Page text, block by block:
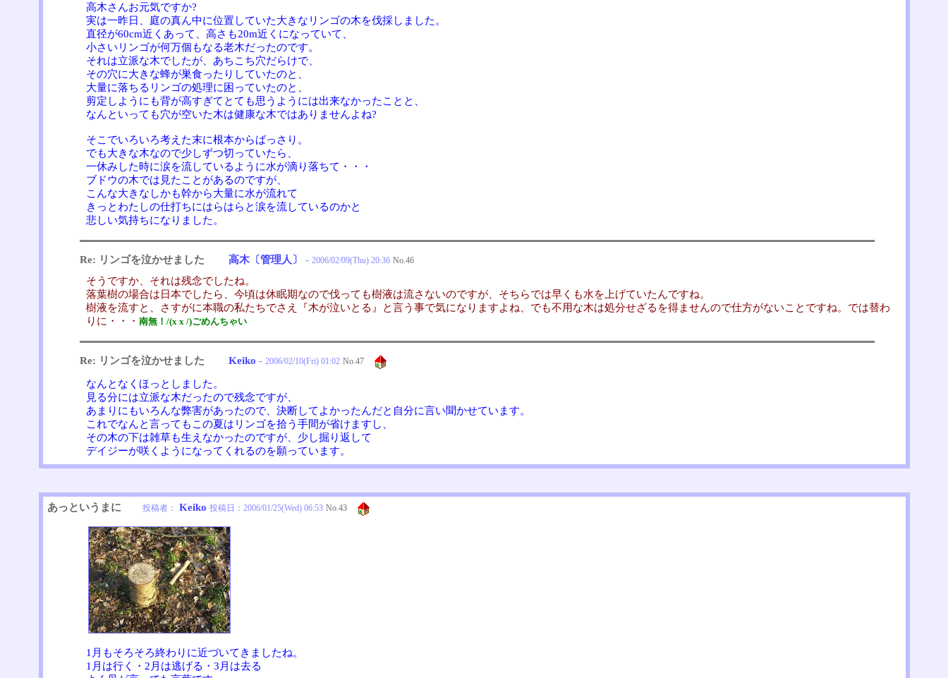
高木さんお元気ですか?
実は一昨日、庭の真ん中に位置していた大きなリンゴの木を伐採しました。
直径が60cm近くあって、高さも20m近くになっていて、
小さいリンゴが何万個もなる老木だったのです。
それは立派な木でしたが、あちこち穴だらけで、
その穴に大きな蜂が巣食ったりしていたのと、
大量に落ちるリンゴの処理に困っていたのと、
剪定しようにも背が高すぎてとても思うようには出来なかったことと、
なんといっても穴が空いた木は健康な木ではありませんよね?
そこでいろいろ考えた末に根本からばっさり。
でも大きな木なので少しずつ切っていたら、
一休みした時に涙を流しているように水が滴り落ちて・・・
ブドウの木では見たことがあるのですが、
こんな大きなしかも幹から大量に水が流れて
きっとわたしの仕打ちにはらはらと涙を流しているのかと
悲しい気持ちになりました。
Re: リンゴを泣かせました 高木〔管理人〕 - 2006/02/09(Thu) 20:36 No.46
そうですか、それは残念でしたね。
落葉樹の場合は日本でしたら、今頃は休眠期なので伐っても樹液は流さないのですが、そちらでは早くも水を上げていたんですね。
樹液を流すと、さすがに本職の私たちでさえ『木が泣いとる』と言う事で気になりますよね、でも不用な木は処分せざるを得ませんので仕方がないことですね。では替わ
りに・・・ 南無！/(x x /)ごめんちゃい
Re: リンゴを泣かせました Keiko - 2006/02/10(Fri) 01:02 No.47
なんとなくほっとしました。
見る分には立派な木だったので残念ですが、
あまりにもいろんな弊害があったので、決断してよかったんだと自分に言い聞かせています。
これでなんと言ってもこの夏はリンゴを拾う手間が省けますし、
その木の下は雑草も生えなかったのですが、少し掘り返して
デイジーが咲くようになってくれるのを願っています。
あっというまに 投稿者： Keiko 投稿日： 2006/01/25(Wed) 06:53 No.43
1月もそろそろ終わりに近づいてきましたね。
1月は行く・2月は逃げる・3月は去る